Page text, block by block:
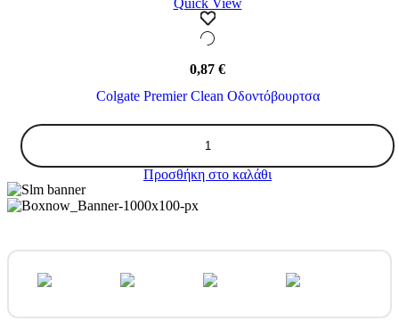
Quick View
0,87 €
Colgate Premier Clean Οδοντόβουρτσα
Premier
Clean
Οδοντόβουρτσα
Προσθήκη στο καλάθι